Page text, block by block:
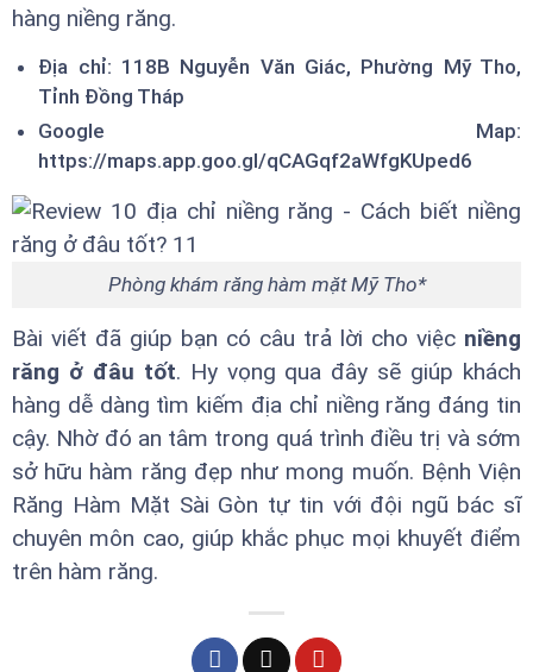
hàng niềng răng.
Địa chỉ: 118B Nguyễn Văn Giác, Phường Mỹ Tho,
Tỉnh Đồng Tháp
Google Map:
https://maps.app.goo.gl/qCAGqf2aWfgKUped6
Phòng khám răng hàm mặt Mỹ Tho*
Bài viết đã giúp bạn có câu trả lời cho việc niềng
răng ở đâu tốt. Hy vọng qua đây sẽ giúp khách
hàng dễ dàng tìm kiếm địa chỉ niềng răng đáng tin
cậy. Nhờ đó an tâm trong quá trình điều trị và sớm
sở hữu hàm răng đẹp như mong muốn. Bệnh Viện
Răng Hàm Mặt Sài Gòn tự tin với đội ngũ bác sĩ
chuyên môn cao, giúp khắc phục mọi khuyết điểm
trên hàm răng.